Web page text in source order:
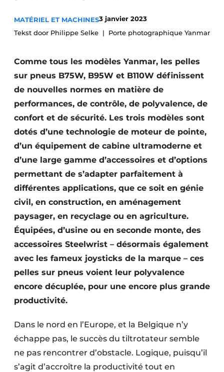
Video’s
Construction bois
Contrôle d’accès
Éclairage
Fondations
Géotextiles
Infrastructures souterraines et égouttage
Protection solaire
Rénovation
Sécurité incendie
Software
Techniques ferroviaires
Travaux ferroviaires
MATÉRIEL ET MACHINES3 janvier 2023
Tekst door Philippe Selke
Porte photographique Yanmar
Comme tous les modèles Yanmar, les pelles
sur pneus B75W, B95W et B110W définissent
de nouvelles normes en matière de
performances, de contrôle, de polyvalence, de
confort et de sécurité. Les trois modèles sont
dotés d’une technologie de moteur de pointe,
d’un équipement de cabine ultramoderne et
d’une large gamme d’accessoires et d’options
permettant de s’adapter parfaitement à
différentes applications, que ce soit en génie
civil, en construction, en aménagement
paysager, en recyclage ou en agriculture.
Équipées, d’usine ou en seconde monte, des
accessoires Steelwrist – désormais également
avec les fameux joysticks de la marque – ces
pelles sur pneus voient leur polyvalence
encore décuplée, pour une encore plus grande
productivité.
Dans le nord en l’Europe, et la Belgique n’y
échappe pas, le succès du tiltrotateur semble
ne pas rencontrer d’obstacle. Logique, puisqu’il
s’agit d’accroître la productivité tout en